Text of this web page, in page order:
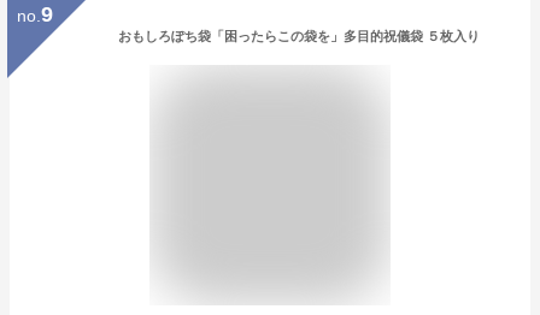
no. 9
おもしろぽち袋「困ったらこの袋を」多目的祝儀袋 ５枚入り